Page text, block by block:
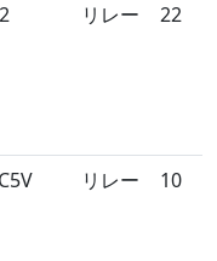
リレー 22
リレー 10